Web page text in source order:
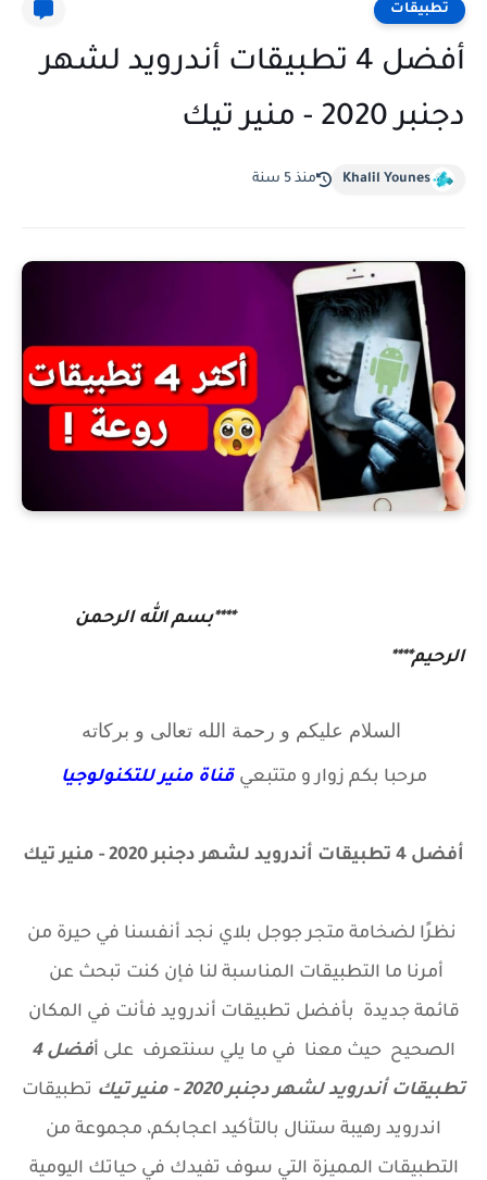
تطبيقات
أفضل 4 تطبيقات أندرويد لشهر
دجنبر 2020 - منير تيك
Khalil Younes منذ 5 سنة
****بسم الله الرحمن
الرحيم****
السلام عليكم و رحمة الله تعالى و بركاته
مرحبا بكم زوارو متتبعي قناة منير للتكنولوجيا
أفضل 4 تطبيقات أندرويد لشهر دجنبر 2020 - منير تيك
نظرًا لضخامة متجر جوجل بلاي نجد أنفسنا في حيرة من
أمرنا ما التطبيقات المناسبة لنا فإن كنت تبحث عن
قائمة جديدة بأفضل تطبيقات أندرويد فأنت في المكان
الصحيح حيث معنا في ما يلي سنتعرف على أ
فضل 4
تطبيقات أندرويد لشهر دجنبر 2020 - منير تيك
تطبيقات
اندرويد رهيبة ستنال بالتأكيد اعجابكم، مجموعة من
التطبيقات المميزة التي سوف تفيدك في حياتك اليومية